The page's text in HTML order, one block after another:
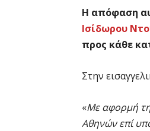
Η απόφαση
Ισίδωρου
προς κάθε
Στην
«Με αφορμή
Αθηνών επί